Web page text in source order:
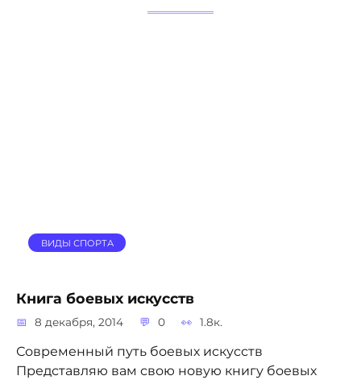
ВИДЫ СПОРТА
Книга боевых искусств
8 декабря, 2014 0 1.8к.
Современный путь боевых искусств
Представляю вам свою новую книгу боевых